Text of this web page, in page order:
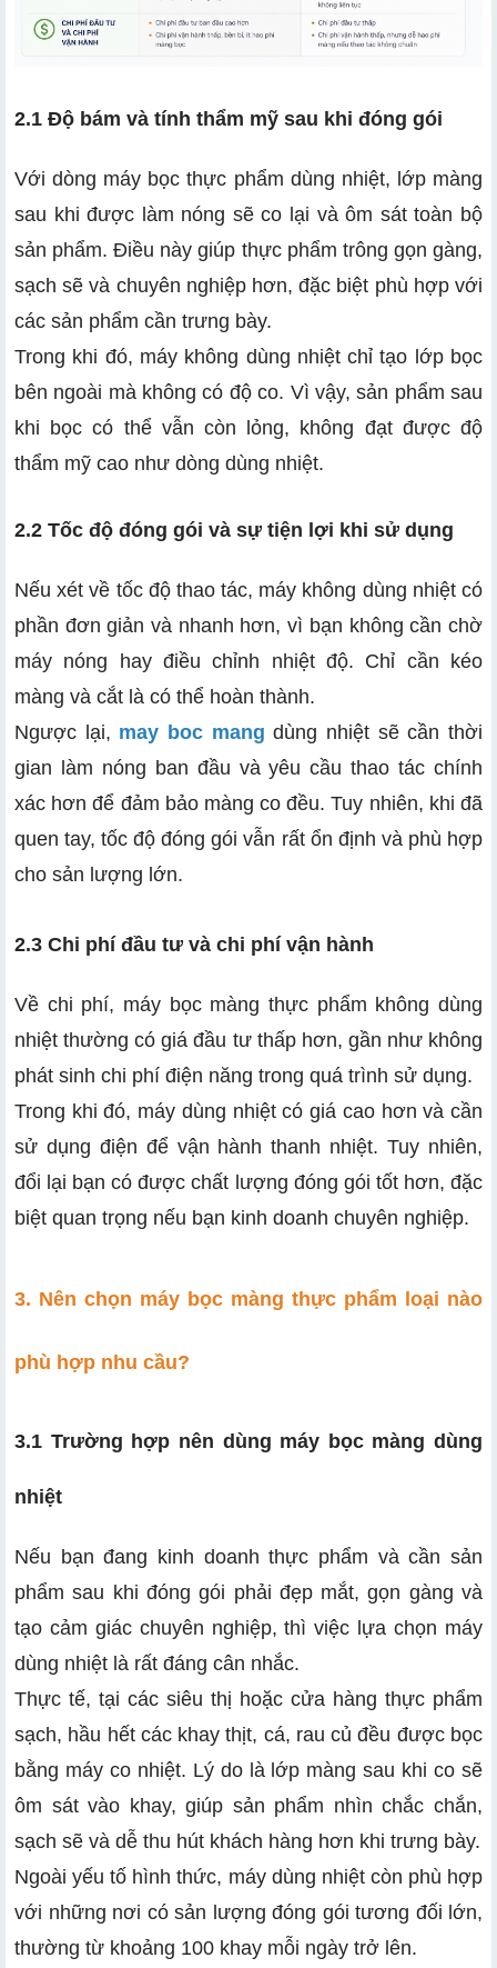
2.1 Độ bám và tính thẩm mỹ sau khi đóng gói
Với dòng máy bọc thực phẩm dùng nhiệt, lớp màng
sau khi được làm nóng sẽ co lại và ôm sát toàn bộ
sản phẩm. Điều này giúp thực phẩm trông gọn gàng,
sạch sẽ và chuyên nghiệp hơn, đặc biệt phù hợp với
các sản phẩm cần trưng bày.
Trong khi đó, máy không dùng nhiệt chỉ tạo lớp bọc
bên ngoài mà không có độ co. Vì vậy, sản phẩm sau
khi bọc có thể vẫn còn lỏng, không đạt được độ
thẩm mỹ cao như dòng dùng nhiệt.
2.2 Tốc độ đóng gói và sự tiện lợi khi sử dụng
Nếu xét về tốc độ thao tác, máy không dùng nhiệt có
phần đơn giản và nhanh hơn, vì bạn không cần chờ
máy nóng hay điều chỉnh nhiệt độ. Chỉ cần kéo
màng và cắt là có thể hoàn thành.
Ngược lại, may boc mang dùng nhiệt sẽ cần thời
gian làm nóng ban đầu và yêu cầu thao tác chính
xác hơn để đảm bảo màng co đều. Tuy nhiên, khi đã
quen tay, tốc độ đóng gói vẫn rất ổn định và phù hợp
cho sản lượng lớn.
2.3 Chi phí đầu tư và chi phí vận hành
Về chi phí, máy bọc màng thực phẩm không dùng
nhiệt thường có giá đầu tư thấp hơn, gần như không
phát sinh chi phí điện năng trong quá trình sử dụng.
Trong khi đó, máy dùng nhiệt có giá cao hơn và cần
sử dụng điện để vận hành thanh nhiệt. Tuy nhiên,
đổi lại bạn có được chất lượng đóng gói tốt hơn, đặc
biệt quan trọng nếu bạn kinh doanh chuyên nghiệp.
3. Nên chọn máy bọc màng thực phẩm loại nào
phù hợp nhu cầu?
3.1 Trường hợp nên dùng máy bọc màng dùng
nhiệt
Nếu bạn đang kinh doanh thực phẩm và cần sản
phẩm sau khi đóng gói phải đẹp mắt, gọn gàng và
tạo cảm giác chuyên nghiệp, thì việc lựa chọn máy
dùng nhiệt là rất đáng cân nhắc.
Thực tế, tại các siêu thị hoặc cửa hàng thực phẩm
sạch, hầu hết các khay thịt, cá, rau củ đều được bọc
bằng máy co nhiệt. Lý do là lớp màng sau khi co sẽ
ôm sát vào khay, giúp sản phẩm nhìn chắc chắn,
sạch sẽ và dễ thu hút khách hàng hơn khi trưng bày.
Ngoài yếu tố hình thức, máy dùng nhiệt còn phù hợp
với những nơi có sản lượng đóng gói tương đối lớn,
thường từ khoảng 100 khay mỗi ngày trở lên.